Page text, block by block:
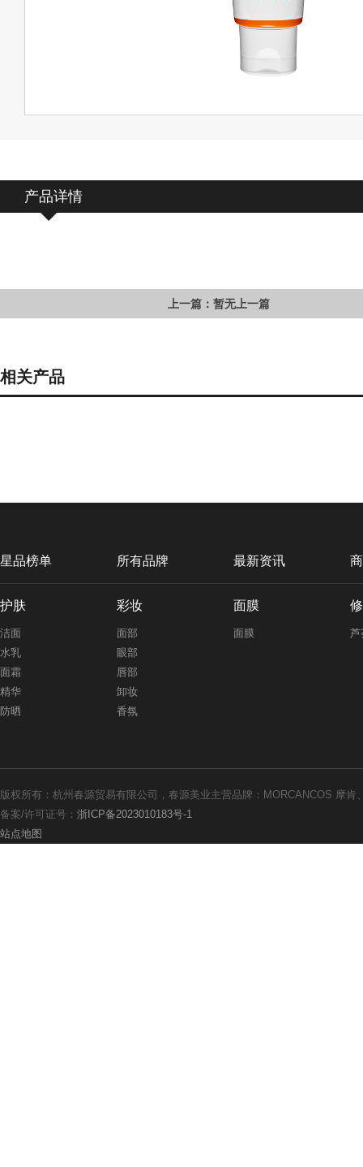
产品详情
上一篇：暂无上一篇
相关产品
星品榜单 所有品牌 最新资讯
护肤
洁面
水乳
面霜
精华
防晒
彩妆
面部
眼部
唇部
卸妆
香氛
面膜
面膜 芦
版权所有：杭州春源贸易有限公司，春源美业主营品牌：MORCANCOS 摩
备案/许可证号： 浙ICP备2023010183号-1
站点地图